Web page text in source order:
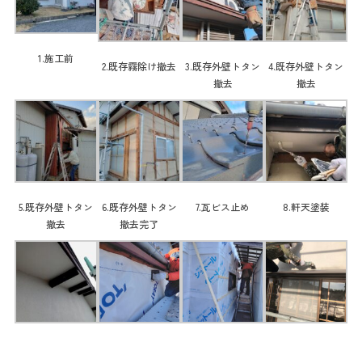
1.施工前
2.既存霧除け撤去
3.既存外壁トタン
撤去
4.既存外壁トタン
撤去
5.既存外壁トタン
撤去
6.既存外壁トタン
撤去完了
7.瓦ビス止め 8.軒天塗装